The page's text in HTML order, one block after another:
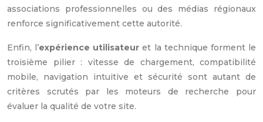
associations professionnelles ou des médias régionaux
renforce significativement cette autorité.
Enfin, l’expérience utilisateur et la technique forment le
troisième pilier : vitesse de chargement, compatibilité
mobile, navigation intuitive et sécurité sont autant de
critères scrutés par les moteurs de recherche pour
évaluer la qualité de votre site.